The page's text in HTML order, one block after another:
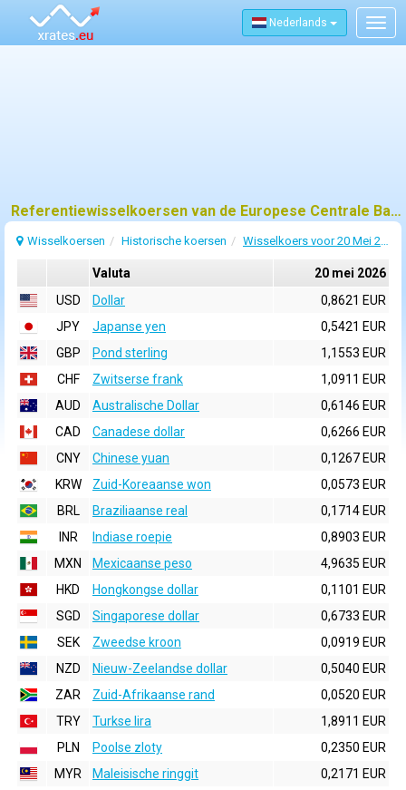
Nederlands
Referentiewisselkoersen van de Europese Centrale Bank (ECB) voor 20 mei 2026
Wisselkoersen Historische koersen Wisselkoers voor 20 Mei 2026
Valuta
20 mei 2026
USD
Dollar
0,8621 EUR
JPY
Japanse yen
0,5421 EUR
GBP
Pond sterling
1,1553 EUR
CHF
Zwitserse frank
1,0911 EUR
AUD
Australische Dollar
0,6146 EUR
CAD
Canadese dollar
0,6266 EUR
CNY
Chinese yuan
0,1267 EUR
KRW
Zuid-Koreaanse won
0,0573 EUR
BRL
Braziliaanse real
0,1714 EUR
INR
Indiase roepie
0,8903 EUR
MXN
Mexicaanse peso
4,9635 EUR
HKD
Hongkongse dollar
0,1101 EUR
SGD
Singaporese dollar
0,6733 EUR
SEK
Zweedse kroon
0,0919 EUR
NZD
Nieuw-Zeelandse dollar
0,5040 EUR
ZAR
Zuid-Afrikaanse rand
0,0520 EUR
TRY
Turkse lira
1,8911 EUR
PLN
Poolse zloty
0,2350 EUR
MYR
Maleisische ringgit
0,2171 EUR